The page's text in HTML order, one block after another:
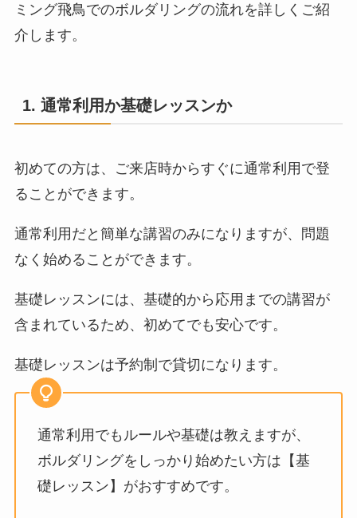
ミング飛鳥でのボルダリングの流れを詳しくご紹
介します。
1. 通常利用か基礎レッスンか
初めての方は、ご来店時からすぐに通常利用で登
ることができます。
通常利用だと簡単な講習のみになりますが、問題
なく始めることができます。
基礎レッスンには、基礎的から応用までの講習が
含まれているため、初めてでも安心です。
基礎レッスンは予約制で貸切になります。
通常利用でもルールや基礎は教えますが、
ボルダリングをしっかり始めたい方は【基
礎レッスン】がおすすめです。